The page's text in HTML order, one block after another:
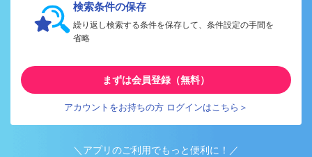
検索条件の保存
繰り返し検索する条件を保存して、条件設定の手間を
省略
まずは会員登録（無料）
アカウントをお持ちの方 ログインはこちら＞
＼アプリのご利用でもっと便利に！／